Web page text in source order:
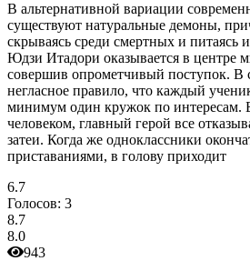
В альтернативной вариации
существуют натуральные демоны,
скрываясь среди смертных и
Юдзи Итадори оказывается в центре
совершив опрометчивый поступок. В
негласное правило, что каждый
минимум один кружок по интересам.
человеком, главный герой все
затеи. Когда же одноклассники
приставаниями, в голову приходит
6.7
Голосов: 3
8.7
8.0
943